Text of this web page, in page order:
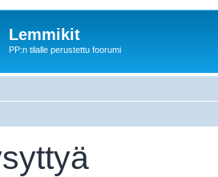
Lemmikit
PP:n tilalle perustettu foorumi